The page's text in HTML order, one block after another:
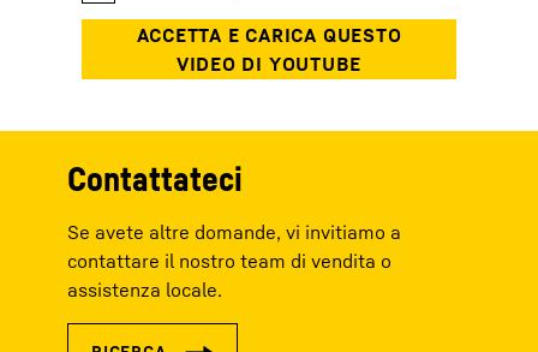
Contattateci
Se avete altre domande, vi invitiamo a
contattare il nostro team di vendita o
assistenza locale.